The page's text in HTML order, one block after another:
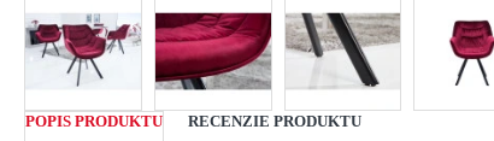
POPIS PRODUKTU RECENZIE PRODUKTU